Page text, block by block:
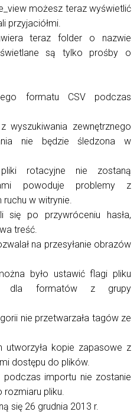
możesz teraz wyświetlić
przyjaciółmi.
teraz folder o nazwie
są tylko prośby o
formatu CSV podczas
wyszukiwania zewnętrznego
nie będzie śledzona w
rotacyjne nie zostaną
powoduje problemy z
w witrynie.
się po przywróceniu hasła,
treść.
na przesyłanie obrazów
było ustawić flagi pliku
dla formatów z grupy
nie przetwarzała tagów ze
kopie zapasowe z
dostępu do plików.
importu nie zostanie
pliku.
się 26 grudnia 2013 r.